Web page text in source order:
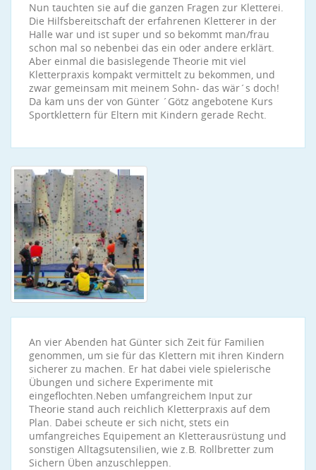
Nun tauchten sie auf die ganzen Fragen zur Kletterei.
Die Hilfsbereitschaft der erfahrenen Kletterer in der
Halle war und ist super und so bekommt man/frau
schon mal so nebenbei das ein oder andere erklärt.
Aber einmal die basislegende Theorie mit viel
Kletterpraxis kompakt vermittelt zu bekommen, und
zwar gemeinsam mit meinem Sohn- das wär´s doch!
Da kam uns der von Günter ´Götz angebotene Kurs
Sportklettern für Eltern mit Kindern gerade Recht.
An vier Abenden hat Günter sich Zeit für Familien
genommen, um sie für das Klettern mit ihren Kindern
sicherer zu machen. Er hat dabei viele spielerische
Übungen und sichere Experimente mit
eingeflochten.Neben umfangreichem Input zur
Theorie stand auch reichlich Kletterpraxis auf dem
Plan. Dabei scheute er sich nicht, stets ein
umfangreiches Equipement an Kletterausrüstung und
sonstigen Alltagsutensilien, wie z.B. Rollbretter zum
Sichern Üben anzuschleppen.